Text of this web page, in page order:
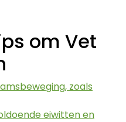
om Vet
zoals
eiwitten en